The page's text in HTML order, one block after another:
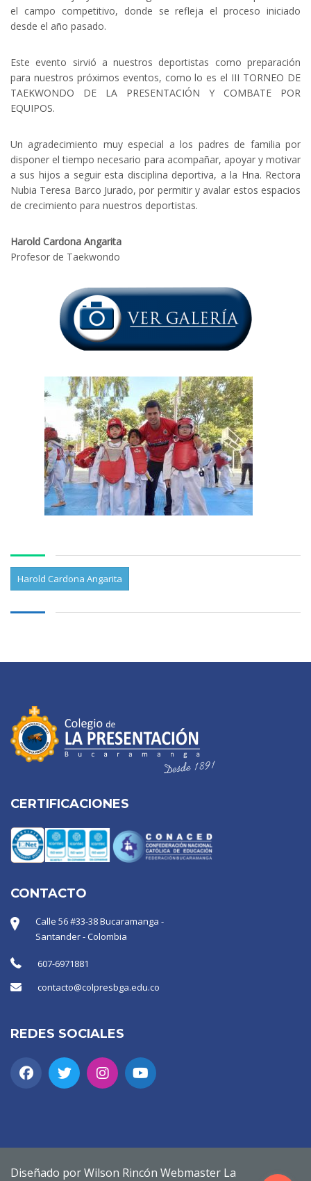
el campo competitivo, donde se refleja el proceso iniciado
desde el año pasado.
Este evento sirvió a nuestros deportistas como preparación
para nuestros próximos eventos, como lo es el III TORNEO DE
TAEKWONDO DE LA PRESENTACIÓN Y COMBATE POR
EQUIPOS.
Un agradecimiento muy especial a los padres de familia por
disponer el tiempo necesario para acompañar, apoyar y motivar
a sus hijos a seguir esta disciplina deportiva, a la Hna. Rectora
Nubia Teresa Barco Jurado, por permitir y avalar estos espacios
de crecimiento para nuestros deportistas.
Harold Cardona Angarita
Profesor de Taekwondo
Harold Cardona Angarita
CERTIFICACIONES
CONTACTO
Calle 56 #33-38 Bucaramanga -
Santander - Colombia
607-6971881
contacto@colpresbga.edu.co
REDES SOCIALES
Diseñado por Wilson Rincón Webmaster La